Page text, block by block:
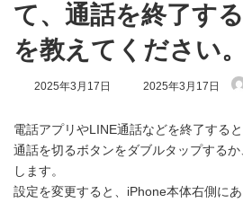
て、通話を終了す
を教えてください。
2025年3月17日
最
新
日
時
2025年3月17日
電話アプリやLINE通話などを終了する
通話を切るボタンをダブルタップする
します。
設定を変更すると、iPhone本体右側に